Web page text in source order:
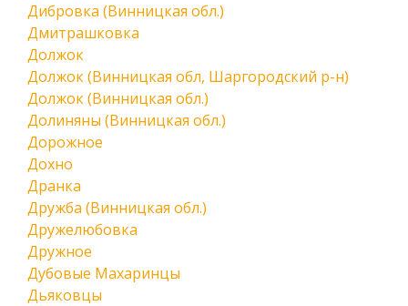
Дибровка (Винницкая обл.)
Дмитрашковка
Должок
Должок (Винницкая обл, Шаргородский р-н)
Должок (Винницкая обл.)
Долиняны (Винницкая обл.)
Дорожное
Дохно
Дранка
Дружба (Винницкая обл.)
Дружелюбовка
Дружное
Дубовые Махаринцы
Дьяковцы